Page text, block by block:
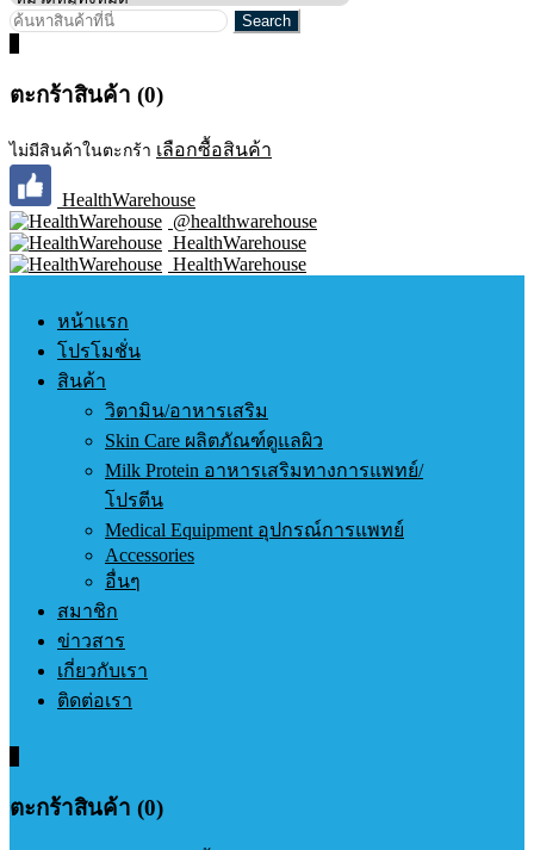
ตะกร้าสินค้า (0)
ไม่มีสินค้าในตะกร้า เลือกซื้อสินค้า
HealthWarehouse
@healthwarehouse
HealthWarehouse
HealthWarehouse
หน้าแรก
โปรโมชั่น
สินค้า
วิตามิน/อาหารเสริม
Skin Care ผลิตภัณฑ์ดูแลผิว
Milk Protein อาหารเสริมทางการแพทย์/
โปรตีน
Medical Equipment อุปกรณ์การแพทย์
Accessories
อื่นๆ
สมาชิก
ข่าวสาร
เกี่ยวกับเรา
ติดต่อเรา
ตะกร้าสินค้า (0)